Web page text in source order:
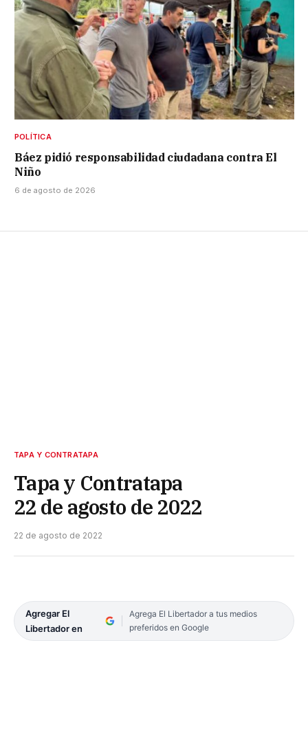
POLÍTICA
Báez pidió responsabilidad ciudadana contra El
Niño
6 de agosto de 2026
TAPA Y CONTRATAPA
Tapa y Contratapa
22 de agosto de 2022
22 de agosto de 2022
Agregar El
Libertador en
Agrega El Libertador a tus medios
preferidos en Google